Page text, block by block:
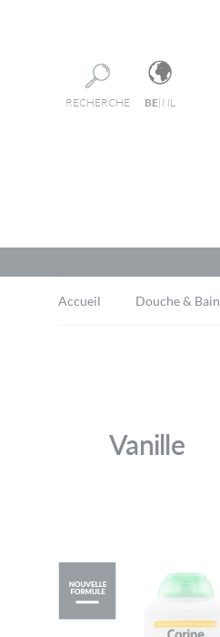
RECHERCHE BE| NL
Accueil Douche & Bain
Vanille